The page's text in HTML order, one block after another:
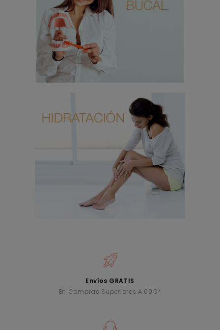
Envíos GRATIS
En Compras Superiores A 60€*